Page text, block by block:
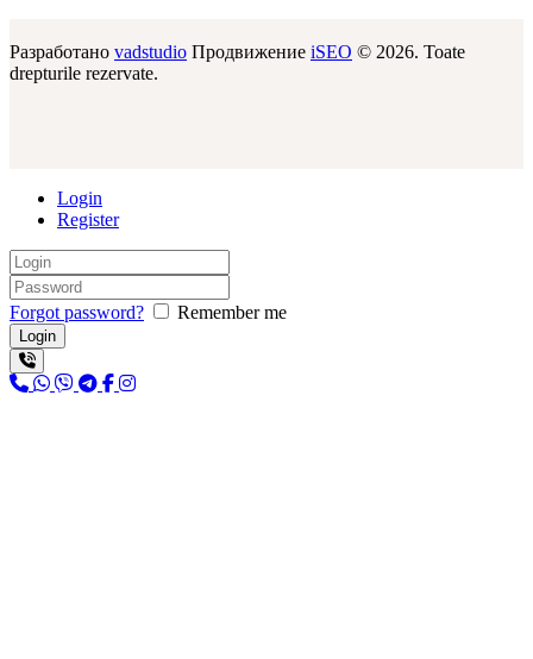
Разработано vadstudio Продвижение iSEO © 2026. Toate
drepturile rezervate.
Login
Register
Forgot password? Remember me